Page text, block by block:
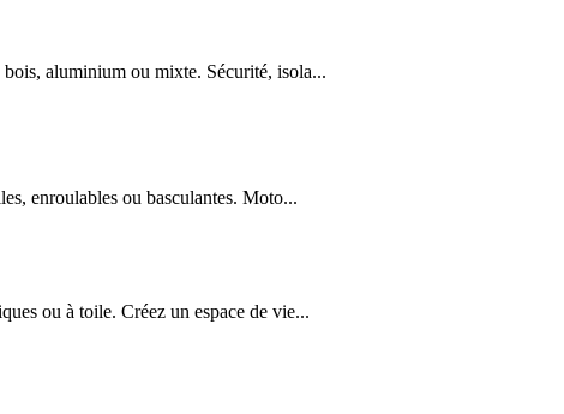
aluminium ou mixte. Sécurité, isola...
enroulables ou basculantes. Moto...
ou à toile. Créez un espace de vie...